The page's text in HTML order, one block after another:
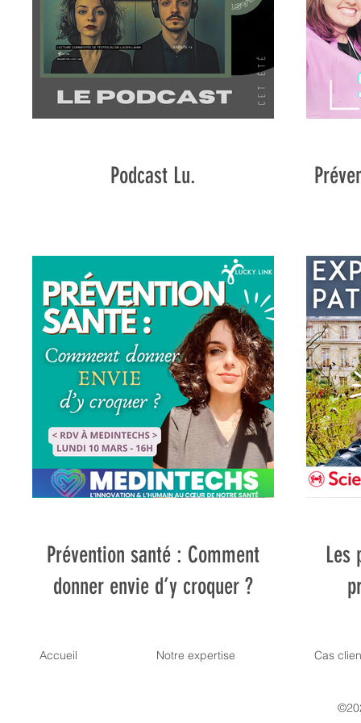
Podcast Lu.
Prévention santé : Comment
donner envie d’y croquer ?
Les
Accueil Notre expertise Cas